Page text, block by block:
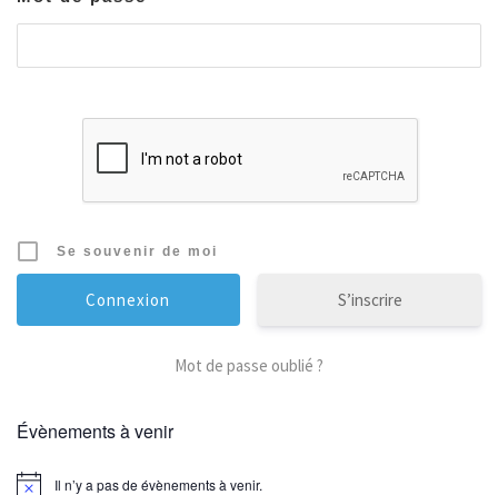
Se souvenir de moi
S’inscrire
Mot de passe oublié ?
Évènements à venir
Il n’y a pas de évènements à venir.